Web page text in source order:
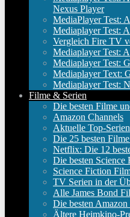
Nexus Player
MediaPlayer Test:
Mediaplayer Test:
Vergleich Fire TV
Mediaplayer Test:
Mediaplayer Test:
Mediaplayer Text:
Mediaplayer Test:
Filme & Serien
Die besten Filme
Amazon Channels
Aktuelle Top-Serien
Die 25 besten
Netflix: Die 12
Die besten Science
Science Fiction
TV Serien in der
Alle James Bond
Die besten
Ältere Heimkino-